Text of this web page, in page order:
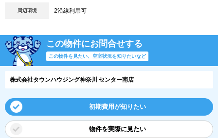
周辺環境 2沿線利用可
この物件にお問合せする
この物件を見たい、空室状況を知りたいなど
株式会社タウンハウジング神奈川 センター南店
初期費用が知りたい
物件を実際に見たい